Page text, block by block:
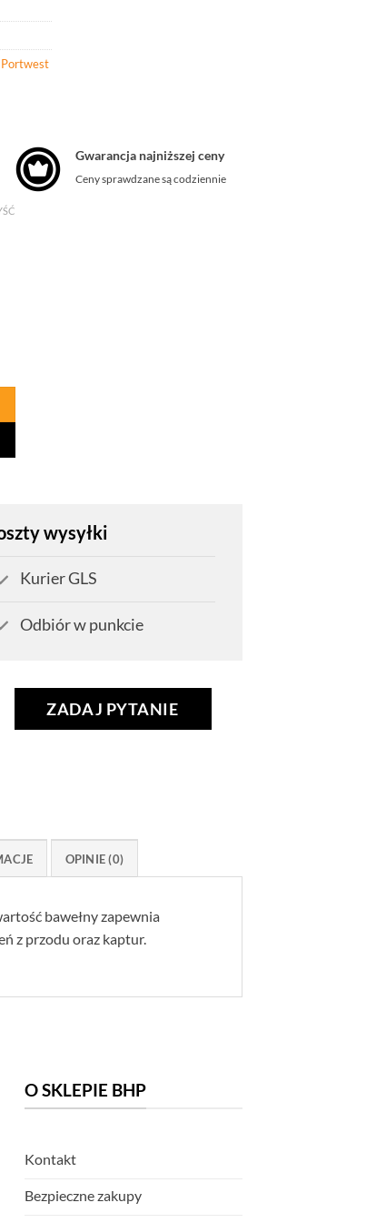
Portwest
Gwarancja najniższej ceny
Ceny sprawdzane są codziennie
wysyłki
Kurier GLS
Odbiór w punkcie
ZADAJ PYTANIE
OPINIE (0)
bawełny zapewnia
z przodu oraz kaptur.
O SKLEPIE BHP
Kontakt
Bezpieczne zakupy